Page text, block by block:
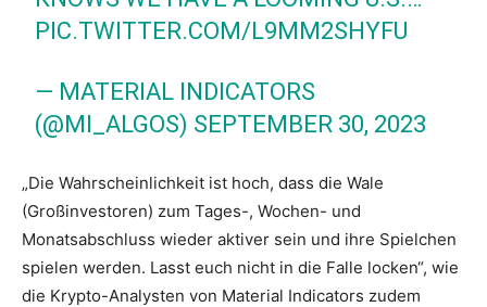
PIC.TWITTER.COM/L9MM2SHYFU
— MATERIAL INDICATORS
(@MI_ALGOS) SEPTEMBER 30, 2023
„Die Wahrscheinlichkeit ist hoch, dass die Wale
(Großinvestoren) zum Tages-, Wochen- und
Monatsabschluss wieder aktiver sein und ihre Spielchen
spielen werden. Lasst euch nicht in die Falle locken“, wie
die Krypto-Analysten von Material Indicators zudem